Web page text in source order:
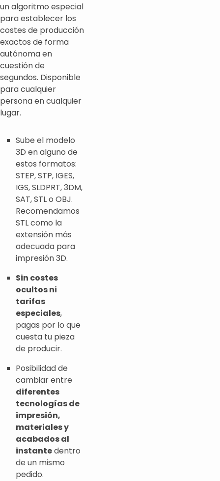
un algoritmo especial
para establecer los
costes de producción
exactos de forma
autónoma en
cuestión de
segundos. Disponible
para cualquier
persona en cualquier
lugar.
Sube el modelo
3D en alguno de
estos formatos:
STEP, STP, IGES,
IGS, SLDPRT, 3DM,
SAT, STL o OBJ.
Recomendamos
STL como la
extensión más
adecuada para
impresión 3D.
Sin costes
ocultos ni
tarifas
especiales,
pagas por lo que
cuesta tu pieza
de producir.
Posibilidad de
cambiar entre
diferentes
tecnologías de
impresión,
materiales y
acabados al
instantedentro
de un mismo
pedido.